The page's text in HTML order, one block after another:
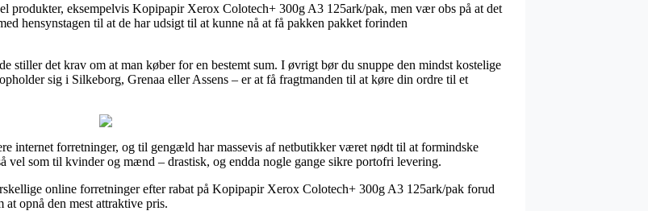
produkter, eksempelvis Kopipapir Xerox Colotech+ 300g A3 125ark/pak, men vær obs på at det
hensynstagen til at de har udsigt til at kunne nå at få pakken pakket forinden
stiller det krav om at man køber for en bestemt sum. I øvrigt bør du snuppe den mindst kostelige
sig i Silkeborg, Grenaa eller Assens – er at få fragtmanden til at køre din ordre til et
internet forretninger, og til gengæld har massevis af netbutikker været nødt til at formindske
vel som til kvinder og mænd – drastisk, og endda nogle gange sikre portofri levering.
online forretninger efter rabat på Kopipapir Xerox Colotech+ 300g A3 125ark/pak forud
opnå den mest attraktive pris.